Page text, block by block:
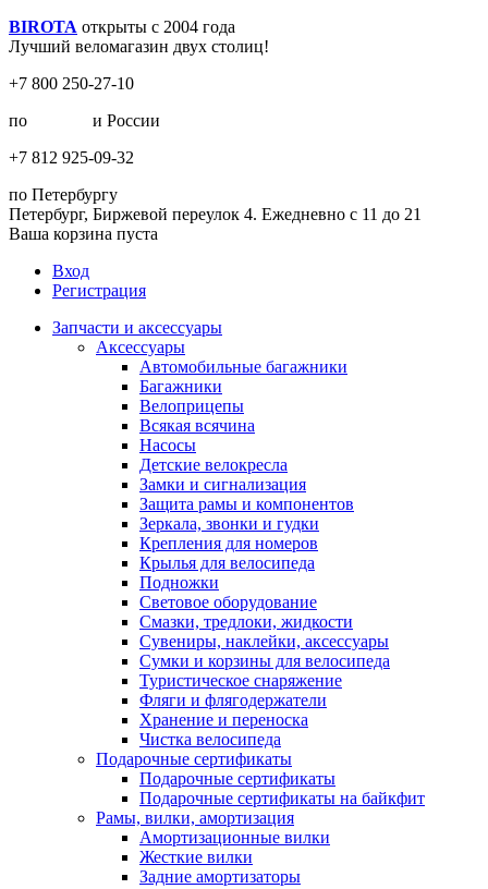
BIROTA открыты с 2004 года
Лучший веломагазин двух столиц!
+7 800 250-27-10
по
и России
+7 812 925-09-32
по Петербургу
Петербург, Биржевой переулок 4. Ежедневно с 11 до 21
Ваша корзина пуста
Вход
Регистрация
Запчасти и аксессуары
Аксессуары
Автомобильные багажники
Багажники
Велоприцепы
Всякая всячина
Насосы
Детские велокресла
Замки и сигнализация
Защита рамы и компонентов
Зеркала, звонки и гудки
Крепления для номеров
Крылья для велосипеда
Подножки
Световое оборудование
Смазки, тредлоки, жидкости
Сувениры, наклейки, аксессуары
Сумки и корзины для велосипеда
Туристическое снаряжение
Фляги и флягодержатели
Хранение и переноска
Чистка велосипеда
Подарочные сертификаты
Подарочные сертификаты
Подарочные сертификаты на байкфит
Рамы, вилки, амортизация
Амортизационные вилки
Жесткие вилки
Задние амортизаторы